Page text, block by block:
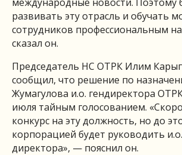
развивать эту отрасль и обучать
сотрудников профессиональным
сказал он.
Председатель НС ОТРК Илим
сообщил, что решение по
Жумагулова и.о. гендиректора
июля тайным голосованием.
конкурс на эту должность, но до
корпорацией будет руководить
директора», — пояснил он.